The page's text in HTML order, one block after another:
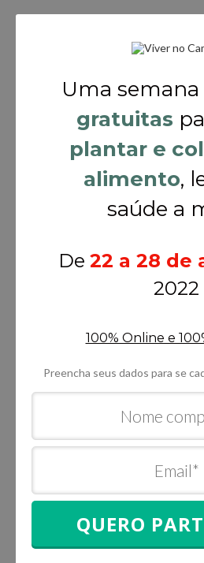
Uma semana
gratuitas
plantar e
alimento,
saúde a
De 22 a 28 de
2022
100% Online e
Preencha seus dados para se
QUERO